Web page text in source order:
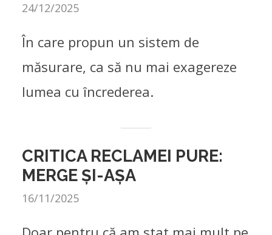
24/12/2025
În care propun un sistem de
măsurare, ca să nu mai exagereze
lumea cu încrederea.
CRITICA RECLAMEI PURE:
MERGE ȘI-AȘA
16/11/2025